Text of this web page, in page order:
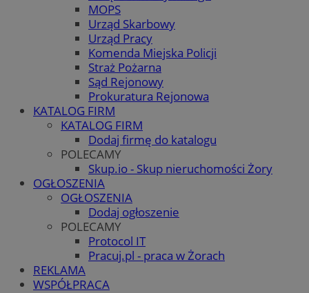
MOPS
Urząd Skarbowy
Urząd Pracy
Komenda Miejska Policji
Straż Pożarna
Sąd Rejonowy
Prokuratura Rejonowa
KATALOG FIRM
KATALOG FIRM
Dodaj firmę do katalogu
POLECAMY
Skup.io - Skup nieruchomości Żory
OGŁOSZENIA
OGŁOSZENIA
Dodaj ogłoszenie
POLECAMY
Protocol IT
Pracuj.pl - praca w Żorach
REKLAMA
WSPÓŁPRACA